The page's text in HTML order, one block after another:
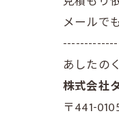
メールで
あしたの
株式会社
〒441-